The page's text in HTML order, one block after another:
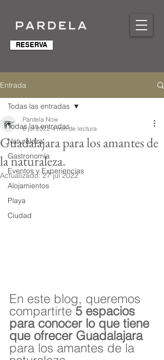
RESERVA
Entrada
Todas las entradas
Naturaleza
Gastronomía
Eventos y Experiencias
Alojamientos
Playa
Ciudad
Todas las entradas
Guadalajara para los amantes de
la naturaleza.
Pardela Now
6 jul 2022 4 min de lectura
Actualizado:27 jul 2022
En este blog, queremos
compartirte 5 espacios
para conocer lo que tiene
que ofrecer Guadalajara
para los amantes de la